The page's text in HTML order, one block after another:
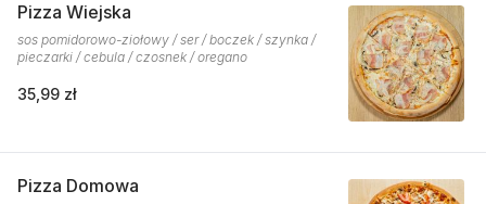
Pizza Wiejska
sos pomidorowo-ziołowy / ser / boczek / szynka /
pieczarki / cebula / czosnek / oregano
35,99 zł
Pizza Domowa